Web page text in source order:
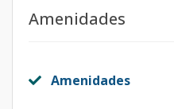
Amenidades
Amenidades